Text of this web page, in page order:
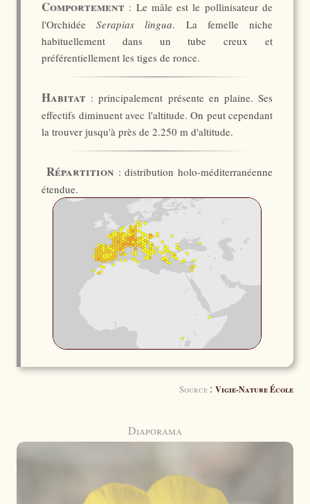
Comportement : Le mâle est le pollinisateur de
l'OrchidéeSerapias lingua. La femelle niche
habituellement dans un tube creux et
préférentiellement les tiges de ronce.
Habitat : principalement présente en plaine. Ses
effectifs diminuent avec l'altitude. On peut cependant
la trouver jusqu'à près de 2.250 m d'altitude.
Répartition : distribution holo-méditerranéenne
étendue.
Source : Vigie-Nature École
Diaporama